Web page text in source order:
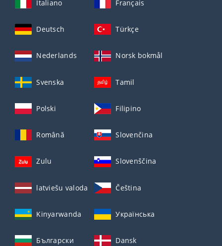
Italiano Français
Deutsch Türkçe
Nederlands Norsk bokmål
Svenska Tamil
Polski Filipino
Română Slovenčina
Zulu Slovenščina
latviešu valoda Čeština
Kinyarwanda Українська
Български Dansk